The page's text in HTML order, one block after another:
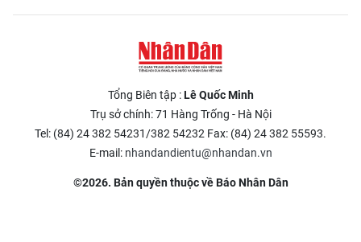
Tổng Biên tập :Lê Quốc Minh
Trụ sở chính: 71 Hàng Trống - Hà Nội
Tel: (84) 24 382 54231/382 54232 Fax: (84) 24 382 55593.
E-mail: nhandandientu@nhandan.vn
©2026. Bản quyền thuộc về Báo Nhân Dân